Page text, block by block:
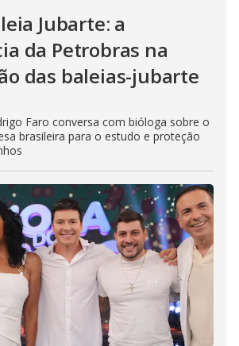
Jubarte: a
da Petrobras na
das baleias-jubarte
Faro conversa com bióloga sobre o
brasileira para o estudo e proteção